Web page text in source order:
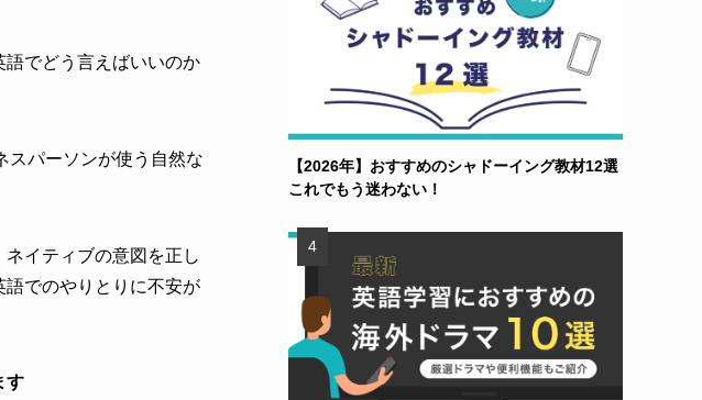
でどう言えばいいのか
スパーソンが使う自然な
イティブの意図を正し
語でのやりとりに不安が
す
【2026年】おすすめのシャドーイング教材12選
これでもう迷わない！